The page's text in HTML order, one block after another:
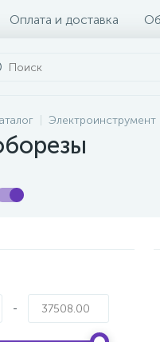
Оплата и доставка
Электроинструмент
-